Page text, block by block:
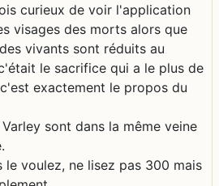
curieux de voir l'application
visages des morts alors que
vivants sont réduits au
le sacrifice qui a le plus de
exactement le propos du
sont dans la même veine
le voulez, ne lisez pas 300 mais